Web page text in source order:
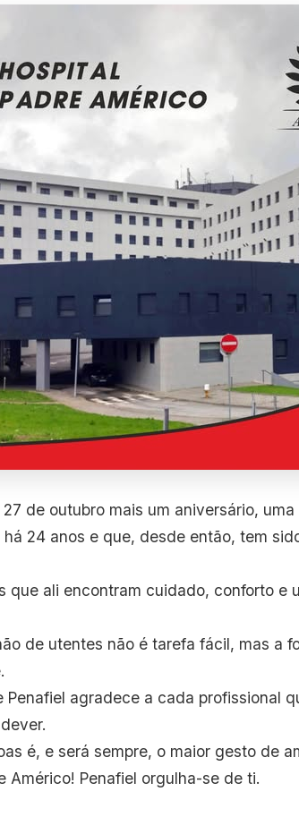
de outubro mais um aniversário,
24 anos e que, desde então, tem
que ali encontram cuidado, conforto e
de utentes não é tarefa fácil, mas a
Penafiel agradece a cada profissional
é, e será sempre, o maior gesto de
Américo! Penafiel orgulha-se de ti.